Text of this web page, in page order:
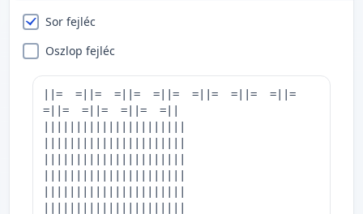
Sor fejléc
Oszlop fejléc